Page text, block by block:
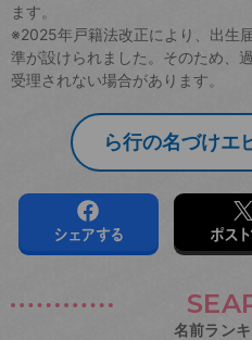
ます。
※2025年戸籍法改正により、出生
準が設けられました。そのため、
受理されない場合があります。
ら行の名づけエ
シェアする ポス
名前ラン